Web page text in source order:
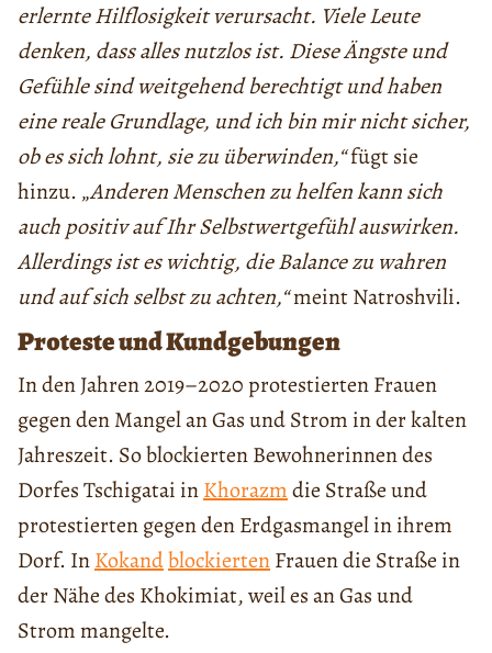
erlernte Hilflosigkeit verursacht. Viele Leute
denken, dass alles nutzlos ist. Diese Ängste und
Gefühle sind weitgehend berechtigt und haben
eine reale Grundlage, und ich bin mir nicht sicher,
ob es sich lohnt, sie zu überwinden,“fügt sie
hinzu. „Anderen Menschen zu helfen kann sich
auch positiv auf Ihr Selbstwertgefühl auswirken.
Allerdings ist es wichtig, die Balance zu wahren
und auf sich selbst zu achten,“meint Natroshvili.
Proteste und Kundgebungen
In den Jahren 2019–2020 protestierten Frauen
gegen den Mangel an Gas und Strom in der kalten
Jahreszeit. So blockierten Bewohnerinnen des
Dorfes Tschigatai inKhorazmdie Straße und
protestierten gegen den Erdgasmangel in ihrem
Dorf. InKokandblockiertenFrauen die Straße in
der Nähe des Khokimiat, weil es an Gas und
Strom mangelte.